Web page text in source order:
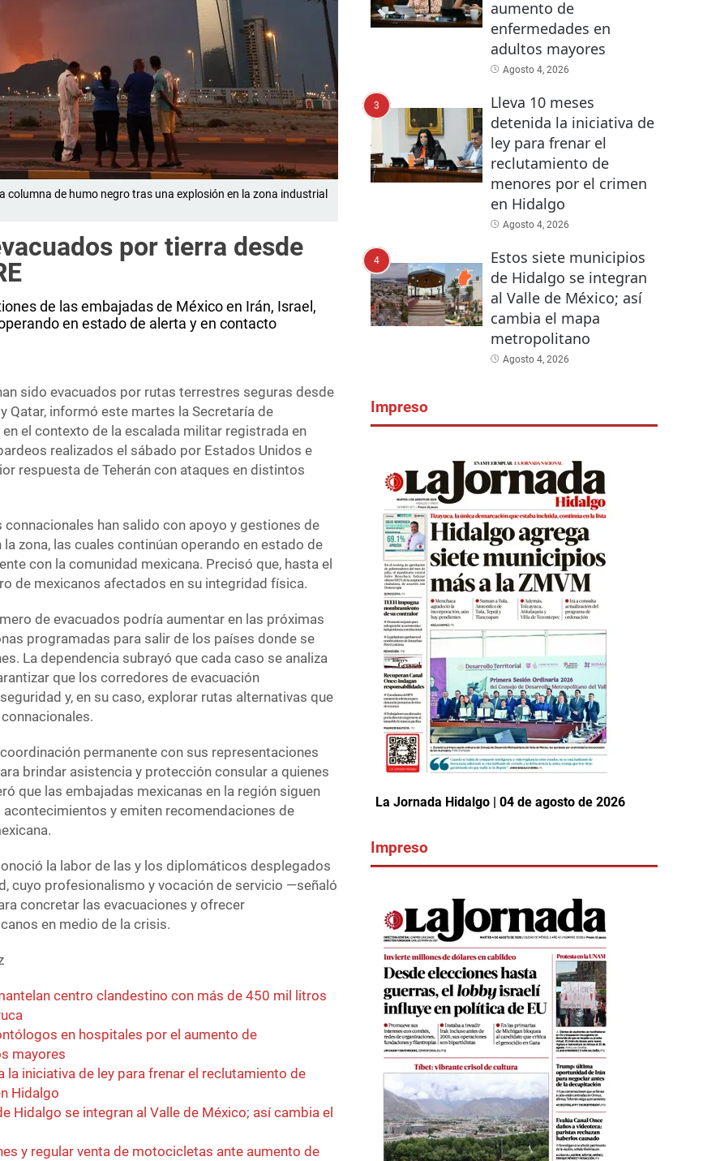
de humo negro tras una explosión en la zona industrial
por tierra desde
de las embajadas de México en Irán, Israel,
en estado de alerta y en contacto
sido evacuados por rutas terrestres seguras desde
Qatar, informó este martes la Secretaría de
en el contexto de la escalada militar registrada en
realizados el sábado por Estados Unidos e
respuesta de Teherán con ataques en distintos
connacionales han salido con apoyo y gestiones de
la zona, las cuales continúan operando en estado de
con la comunidad mexicana. Precisó que, hasta el
de mexicanos afectados en su integridad física.
de evacuados podría aumentar en las próximas
programadas para salir de los países donde se
La dependencia subrayó que cada caso se analiza
que los corredores de evacuación
y, en su caso, explorar rutas alternativas que
permanente con sus representaciones
brindar asistencia y protección consular a quienes
que las embajadas mexicanas en la región siguen
y emiten recomendaciones de
la labor de las y los diplomáticos desplegados
cuyo profesionalismo y vocación de servicio —señaló
concretar las evacuaciones y ofrecer
en medio de la crisis.
centro clandestino con más de 450 mil litros
en hospitales por el aumento de
mayores
la iniciativa de ley para frenar el reclutamiento de
Hidalgo
Hidalgo se integran al Valle de México; así cambia el
y regular venta de motocicletas ante aumento de
aumento de
enfermedades en
adultos mayores
Agosto 4, 2026
3
Lleva 10 meses
detenida la iniciativa de
ley para frenar el
reclutamiento de
menores por el crimen
en Hidalgo
Agosto 4, 2026
4
Estos siete municipios
de Hidalgo se integran
al Valle de México; así
cambia el mapa
metropolitano
Agosto 4, 2026
Impreso
La Jornada Hidalgo | 04 de agosto de 2026
Impreso